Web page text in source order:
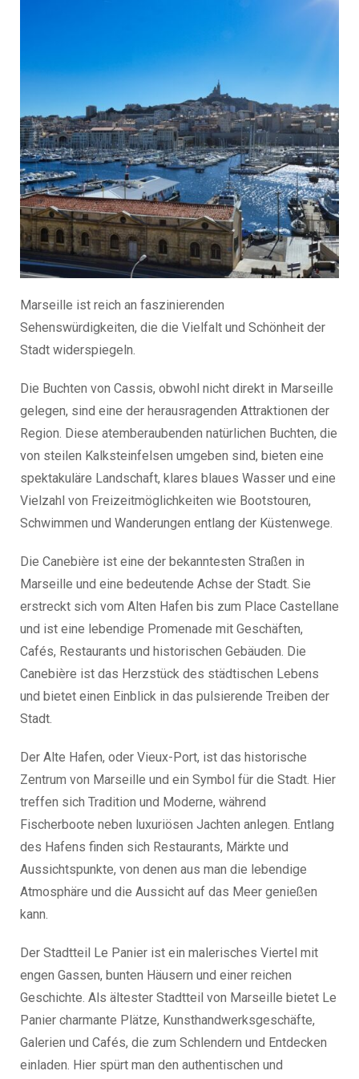
Marseille ist reich an faszinierenden
Sehenswürdigkeiten, die die Vielfalt und Schönheit der
Stadt widerspiegeln.
Die Buchten von Cassis, obwohl nicht direkt in Marseille
gelegen, sind eine der herausragenden Attraktionen der
Region. Diese atemberaubenden natürlichen Buchten, die
von steilen Kalksteinfelsen umgeben sind, bieten eine
spektakuläre Landschaft, klares blaues Wasser und eine
Vielzahl von Freizeitmöglichkeiten wie Bootstouren,
Schwimmen und Wanderungen entlang der Küstenwege.
Die Canebière ist eine der bekanntesten Straßen in
Marseille und eine bedeutende Achse der Stadt. Sie
erstreckt sich vom Alten Hafen bis zum Place Castellane
und ist eine lebendige Promenade mit Geschäften,
Cafés, Restaurants und historischen Gebäuden. Die
Canebière ist das Herzstück des städtischen Lebens
und bietet einen Einblick in das pulsierende Treiben der
Stadt.
Der Alte Hafen, oder Vieux-Port, ist das historische
Zentrum von Marseille und ein Symbol für die Stadt. Hier
treffen sich Tradition und Moderne, während
Fischerboote neben luxuriösen Jachten anlegen. Entlang
des Hafens finden sich Restaurants, Märkte und
Aussichtspunkte, von denen aus man die lebendige
Atmosphäre und die Aussicht auf das Meer genießen
kann.
Der Stadtteil Le Panier ist ein malerisches Viertel mit
engen Gassen, bunten Häusern und einer reichen
Geschichte. Als ältester Stadtteil von Marseille bietet Le
Panier charmante Plätze, Kunsthandwerksgeschäfte,
Galerien und Cafés, die zum Schlendern und Entdecken
einladen. Hier spürt man den authentischen und